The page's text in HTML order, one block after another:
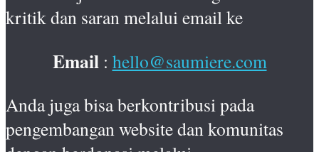
kritik dan saran melalui email ke
Email : hello@saumiere.com
Anda juga bisa berkontribusi pada
pengembangan website dan komunitas